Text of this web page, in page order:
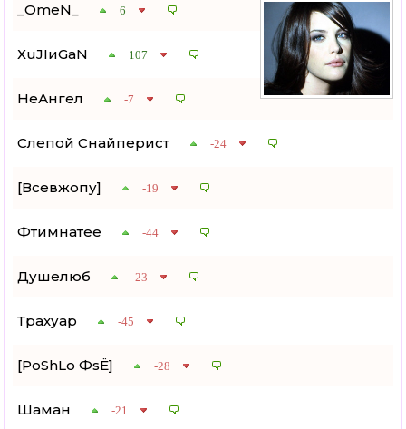
_OmeN_ 6
ХuJIиGaN 107
НеАнгел -7
Слепой Снайперист -24
[Всевжопу] -19
Фтимнатее -44
Душелюб -23
Трахуар -45
[PoShLo ФsЁ] -28
Шаман -21